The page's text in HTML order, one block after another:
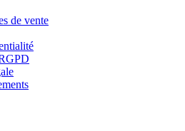
de vente